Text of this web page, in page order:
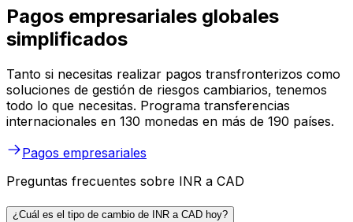
Pagos empresariales globales
simplificados
Tanto si necesitas realizar pagos transfronterizos como
soluciones de gestión de riesgos cambiarios, tenemos
todo lo que necesitas. Programa transferencias
internacionales en 130 monedas en más de 190 países.
Pagos empresariales
Preguntas frecuentes sobre INR a CAD
¿Cuál es el tipo de cambio de INR a CAD hoy?